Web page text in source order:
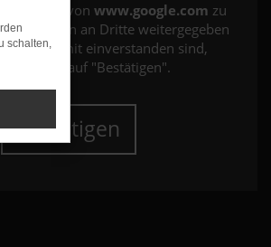
Inhalte von www.google.com zu
Daten an Dritte weitergegeben
Sie damit einverstanden sind,
Sie bitte auf "Bestätigen".
Bestätigen
schalten,